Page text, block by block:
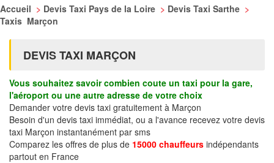
Accueil > Devis Taxi Pays de la Loire > Devis Taxi Sarthe >
Taxis Marçon
DEVIS TAXI MARÇON
Vous souhaitez savoir combien coute un taxi pour la gare,
l'aéroport ou une autre adresse de votre choix
Demander votre devis taxi gratuitement à Marçon
Besoin d'un devis taxi immédiat, ou a l'avance recevez votre devis
taxi Marçon instantanément par sms
Comparez les offres de plus de 15000 chauffeurs indépendants
partout en France